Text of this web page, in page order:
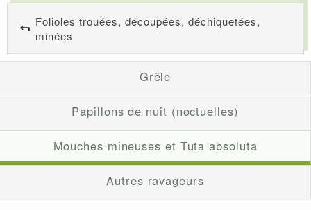
Folioles trouées, découpées, déchiquetées,
minées
Grêle
Papillons de nuit (noctuelles)
Mouches mineuses et Tuta absoluta
Autres ravageurs